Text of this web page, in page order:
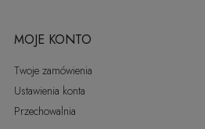
MOJE KONTO
Twoje zamówienia
Ustawienia konta
Przechowalnia